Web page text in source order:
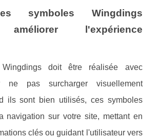
symboles Wingdings
améliorer l'expérience
Wingdings doit être réalisée avec
ne pas surcharger visuellement
ils sont bien utilisés, ces symboles
navigation sur votre site, mettant en
clés ou guidant l'utilisateur vers